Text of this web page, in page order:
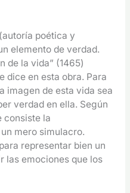
poética y
elemento de verdad.
de la vida” (1465)
dice en esta obra. Para
imagen de esta vida sea
verdad en ella. Según
consiste la
mero simulacro.
representar bien un
las emociones que los